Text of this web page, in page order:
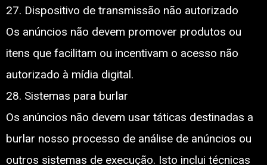
27. Dispositivo de transmissão não autorizado
Os anúncios não devem promover produtos ou
itens que facilitam ou incentivam o acesso não
autorizado à mídia digital.
28. Sistemas para burlar
Os anúncios não devem usar táticas destinadas a
burlar nosso processo de análise de anúncios ou
outros sistemas de execução. Isto inclui técnicas